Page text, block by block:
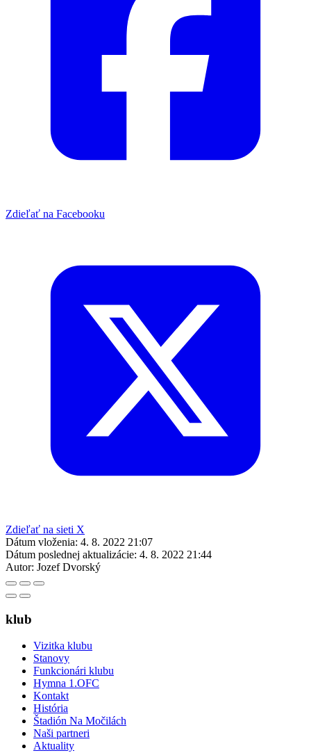
Zdieľať na Facebooku
Zdieľať na sieti X
Dátum vloženia: 4. 8. 2022 21:07
Dátum poslednej aktualizácie: 4. 8. 2022 21:44
Autor: Jozef Dvorský
klub
Vizitka klubu
Stanovy
Funkcionári klubu
Hymna 1.OFC
Kontakt
História
Štadión Na Močilách
Naši partneri
Aktuality